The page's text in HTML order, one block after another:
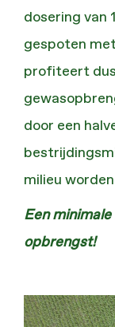
dosering van
gespoten
profiteert
door een
milieu
Een
opbrengst!